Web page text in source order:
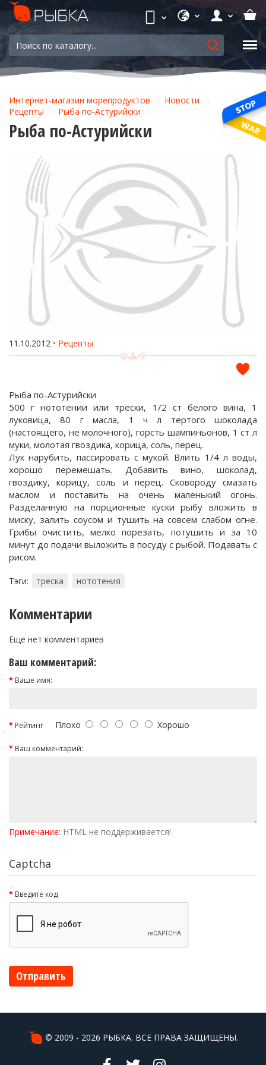
Интернет-магазин морепродуктов
Новости
Рецепты
Рыба по-Астурийски
Рыба по-Астурийски
11.10.2012 Рецепты
Рыба по-Астурийски
500 г нототении или трески, 1/2 ст белого вина, 1
луковица, 80 г масла, 1 ч л тертого шоколада
(настоящего, не молочного), горсть шампиньонов, 1 ст л
муки, молотая гвоздика, корица, соль, перец.
Лук нарубить, пассировать с мукой. Влить 1/4 л воды,
хорошо перемешать. Добавить вино, шоколад,
гвоздику, корицу, соль и перец. Сковороду смазать
маслом и поставить на очень маленький огонь.
Разделанную на порционные куски рыбу вложить в
миску, залить соусом и тушить на совсем слабом огне.
Грибы очистить, мелко порезать, потушить и за 10
минут до подачи выложить в посуду с рыбой. Подавать с
рисом.
Тэги: треска нототения
Комментарии
Еще нет комментариев
Ваш комментарий:
Ваше имя:
Рейтинг Плохо Хорошо
Ваш комментарий:
Примечание: HTML не поддерживается!
Captcha
Введите код
Отправить
© 2009 - 2026 РЫБКА. ВСЕ ПРАВА ЗАЩИЩЕНЫ.